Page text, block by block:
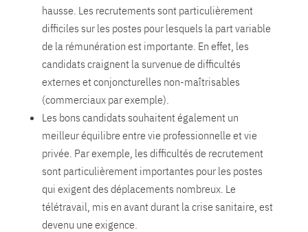
hausse. Les recrutements sont particulièrement
difficiles sur les postes pour lesquels la part variable
de la rémunération est importante. En effet, les
candidats craignent la survenue de difficultés
externes et conjoncturelles non-maîtrisables
(commerciaux par exemple).
Les bons candidats souhaitent également un
meilleur équilibre entre vie professionnelle et vie
privée. Par exemple, les difficultés de recrutement
sont particulièrement importantes pour les postes
qui exigent des déplacements nombreux. Le
télétravail, mis en avant durant la crise sanitaire, est
devenu une exigence.